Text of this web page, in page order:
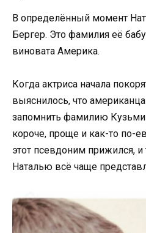
В определённый момент
Бергер. Это фамилия её
виновата Америка.
Когда актриса начала
выяснилось, что
запомнить фамилию
короче, проще и как-то по-
этот псевдоним прижился,
Наталью всё чаще